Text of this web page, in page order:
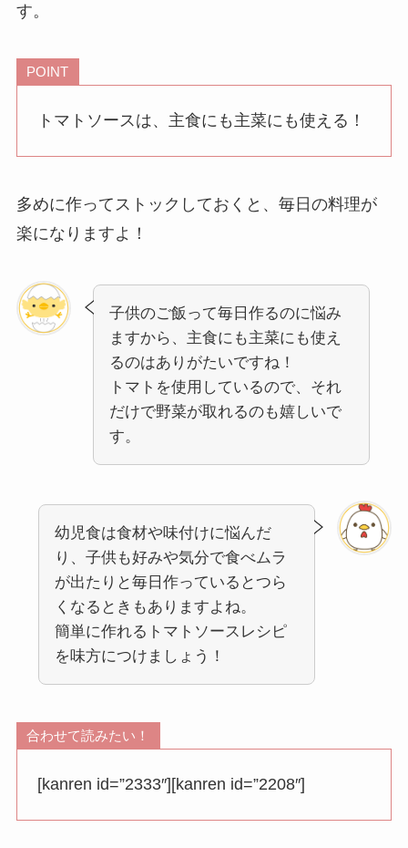
す。
POINT
トマトソースは、主食にも主菜にも使える！
多めに作ってストックしておくと、毎日の料理が
楽になりますよ！
子供のご飯って毎日作るのに悩み
ますから、主食にも主菜にも使え
るのはありがたいですね！
トマトを使用しているので、それ
だけで野菜が取れるのも嬉しいで
す。
幼児食は食材や味付けに悩んだ
り、子供も好みや気分で食べムラ
が出たりと毎日作っているとつら
くなるときもありますよね。
簡単に作れるトマトソースレシピ
を味方につけましょう！
合わせて読みたい！
[kanren id=”2333″][kanren id=”2208″]